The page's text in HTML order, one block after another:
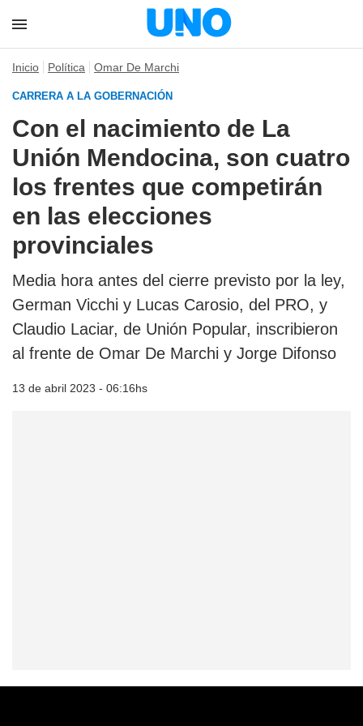
Inicio Política Omar De Marchi
CARRERA A LA GOBERNACIÓN
Con el nacimiento de La
Unión Mendocina, son cuatro
los frentes que competirán
en las elecciones
provinciales
Media hora antes del cierre previsto por la ley,
German Vicchi y Lucas Carosio, del PRO, y
Claudio Laciar, de Unión Popular, inscribieron
al frente de Omar De Marchi y Jorge Difonso
13 de abril 2023 - 06:16hs